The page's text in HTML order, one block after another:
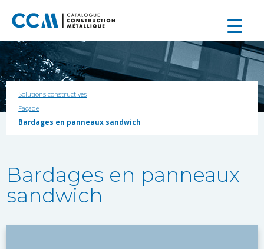
Solutions constructives
Façade
Bardages en panneaux sandwich
Bardages en panneaux
sandwich